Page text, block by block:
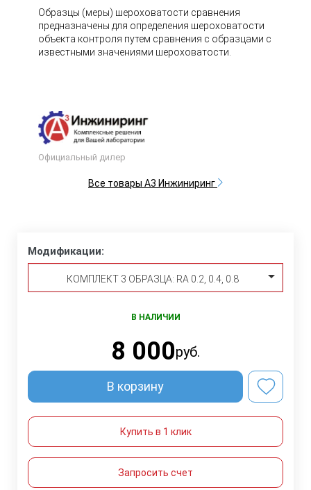
Образцы (меры) шероховатости сравнения
предназначены для определения шероховатости
объекта контроля путем сравнения с образцами с
известными значениями шероховатости.
Официальный дилер
Все товары А3 Инжиниринг
Модификации:
КОМПЛЕКТ 3 ОБРАЗЦА: RA 0.2, 0.4, 0.8
В НАЛИЧИИ
8 000руб.
В корзину
Купить в 1 клик
Запросить счет